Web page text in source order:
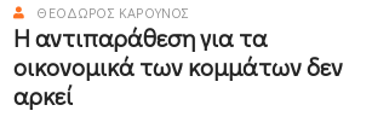
ΘΕΌΔΩΡΟΣ ΚΑΡΟΎΝΟΣ
Η αντιπαράθεση για τα
οικονομικά των κομμάτων δεν
αρκεί